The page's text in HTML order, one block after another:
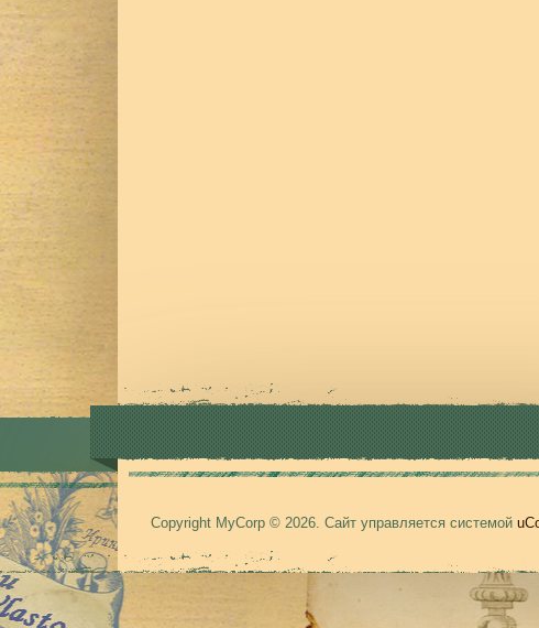
Copyright MyCorp © 2026. Сайт управляется системой